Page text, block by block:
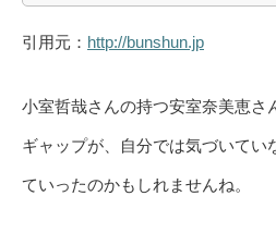
引用元： http://bunshun.jp
小室哲哉さんの持つ安室奈美恵さ
ギャップが、自分では気づいてい
ていったのかもしれませんね。